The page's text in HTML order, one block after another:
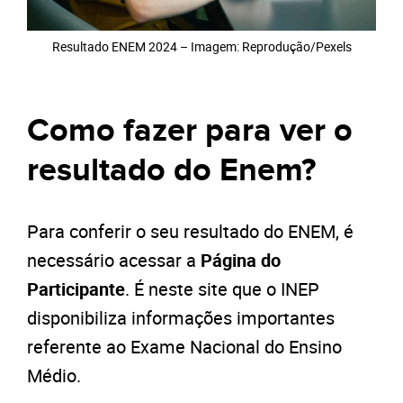
Resultado ENEM 2024 – Imagem: Reprodução/Pexels
Como fazer para ver o
resultado do Enem?
Para conferir o seu resultado do ENEM, é
necessário acessar a Página do
Participante. É neste site que o INEP
disponibiliza informações importantes
referente ao Exame Nacional do Ensino
Médio.